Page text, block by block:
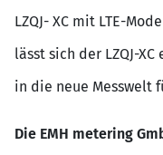
LZQJ- XC mit LTE-
lässt sich der LZQJ-
in die neue Messwelt
Die EMH metering